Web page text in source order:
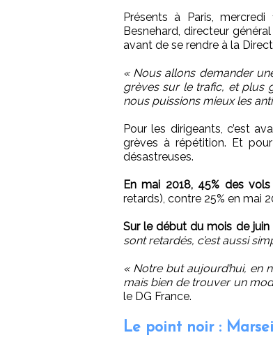
Présents à Paris,
Besnehard, directeur
avant de se rendre à la
« Nous allons demander
grèves sur le trafic, et plus
nous puissions mieux les
Pour les dirigeants, c’est
grèves à répétition. Et
désastreuses.
En mai 2018, 45% des
retards), contre 25% en mai
Sur le début du mois de
sont retardés, c’est aussi
« Notre but aujourd’hui, en
mais bien de trouver un
le DG France.
Le point noir :